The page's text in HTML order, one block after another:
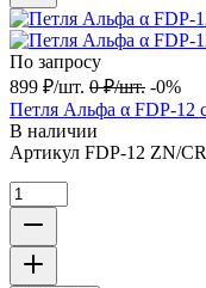
По запросу
899 ₽/шт. 0 ₽/шт. -0%
Петля Альфа α FDP-12
В наличии
Артикул FDP-12 ZN/CR